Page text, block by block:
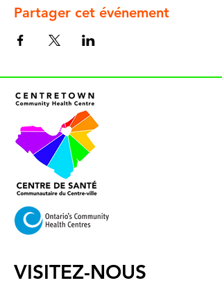
Partager cet événement
VISITEZ-NOUS